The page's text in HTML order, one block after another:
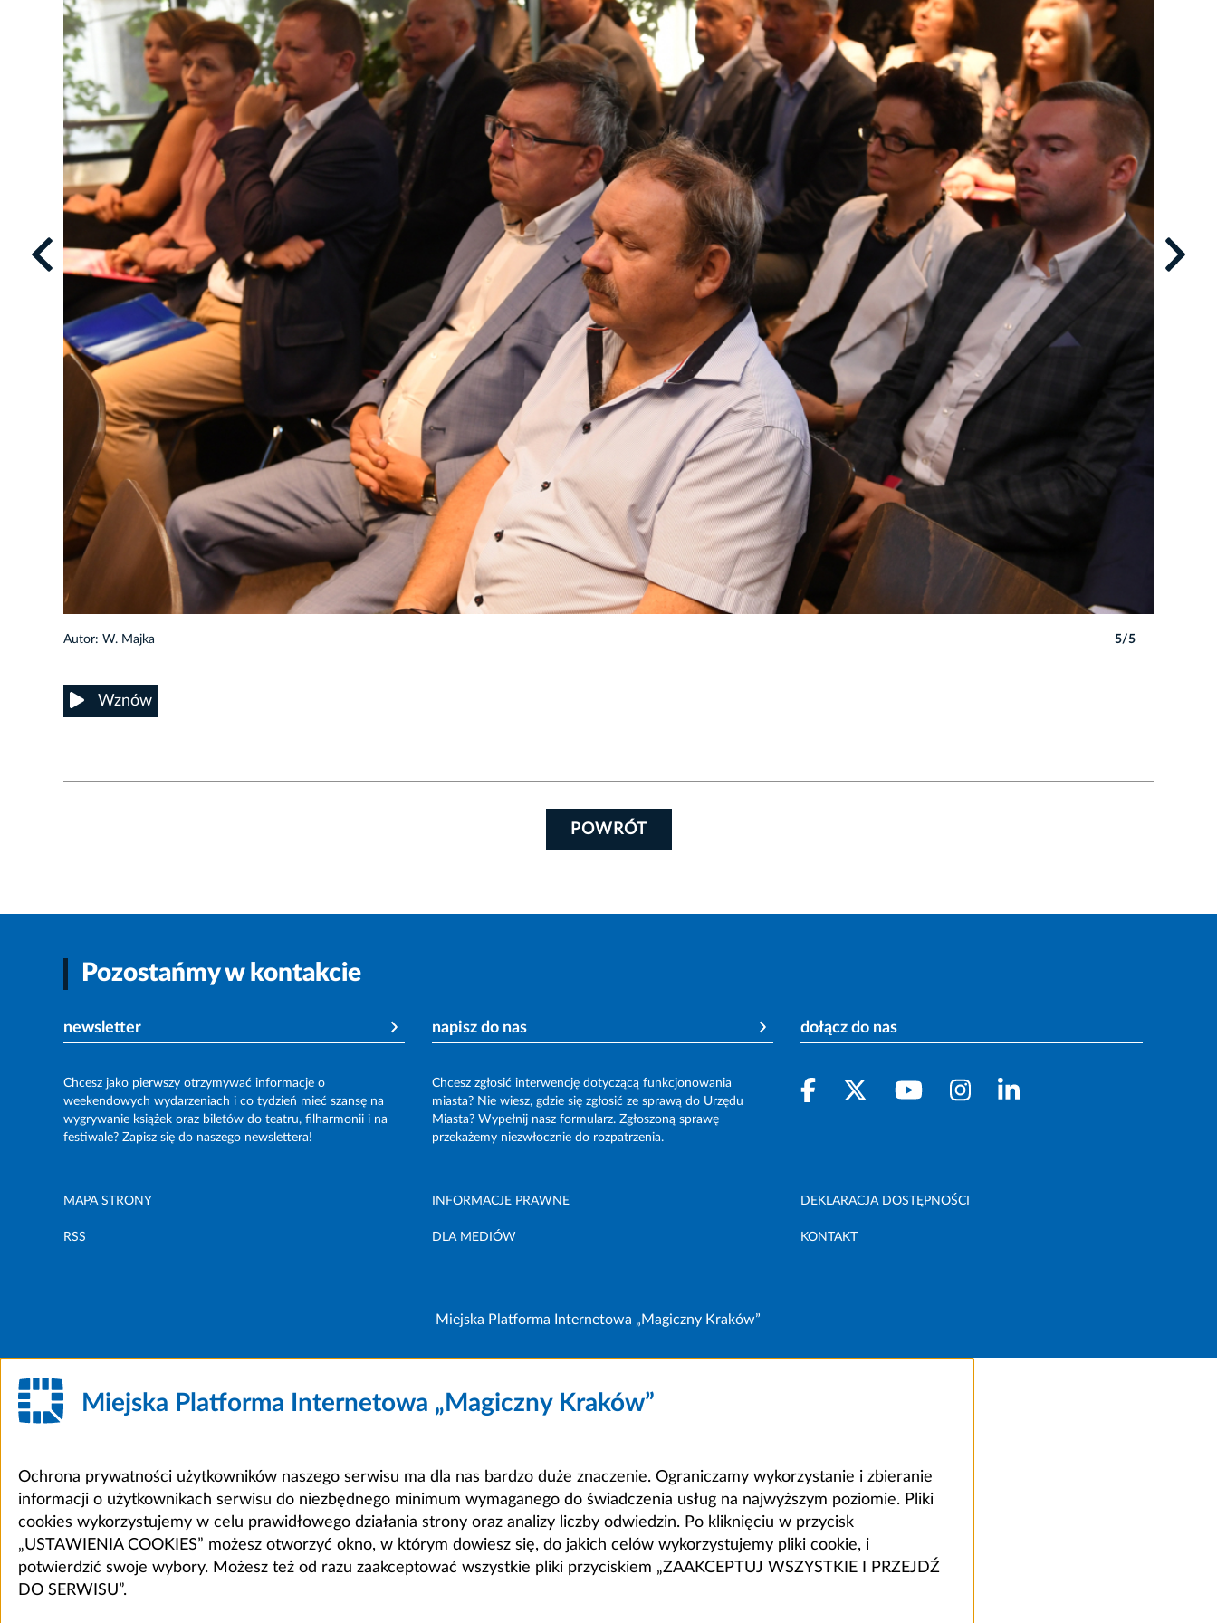
Autor: W. Majka 5/5
Wznów
POWRÓT
Pozostańmy w kontakcie
newsletter
Chcesz jako pierwszy otrzymywać informacje o
weekendowych wydarzeniach i co tydzień mieć szansę na
wygrywanie książek oraz biletów do teatru, filharmonii i na
festiwale? Zapisz się do naszego newslettera!
napisz do nas
Chcesz zgłosić interwencję dotyczącą funkcjonowania
miasta? Nie wiesz, gdzie się zgłosić ze sprawą do Urzędu
Miasta? Wypełnij nasz formularz. Zgłoszoną sprawę
przekażemy niezwłocznie do rozpatrzenia.
dołącz do nas
MAPA STRONY INFORMACJE PRAWNE DEKLARACJA DOSTĘPNOŚCI
RSS DLA MEDIÓW KONTAKT
Miejska Platforma Internetowa „Magiczny Kraków”
Miejska Platforma Internetowa „Magiczny Kraków”
Ochrona prywatności użytkowników naszego serwisu ma dla nas bardzo duże znaczenie. Ograniczamy wykorzystanie i zbieranie
informacji o użytkownikach serwisu do niezbędnego minimum wymaganego do świadczenia usług na najwyższym poziomie. Pliki
cookies wykorzystujemy w celu prawidłowego działania strony oraz analizy liczby odwiedzin. Po kliknięciu w przycisk
„USTAWIENIA COOKIES” możesz otworzyć okno, w którym dowiesz się, do jakich celów wykorzystujemy pliki cookie, i
potwierdzić swoje wybory. Możesz też od razu zaakceptować wszystkie pliki przyciskiem „ZAAKCEPTUJ WSZYSTKIE I PRZEJDŹ
DO SERWISU”.